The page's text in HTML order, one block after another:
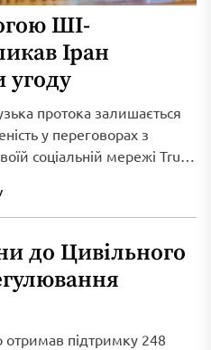
ШІ-
Іран
протока залишається
у переговорах з
соціальній мережі Truth
до Цивільного
підтримку 248